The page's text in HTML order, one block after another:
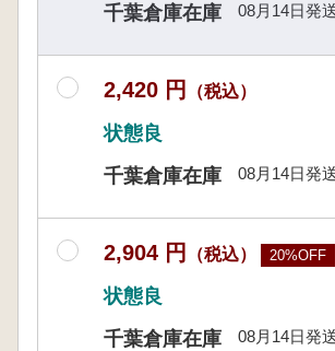
千葉倉庫在庫 08月14日発
2,420 円 （税込）
状態良
千葉倉庫在庫
08月14日発
2,904 円 （税込） 20%OFF
状態良
千葉倉庫在庫
08月14日発